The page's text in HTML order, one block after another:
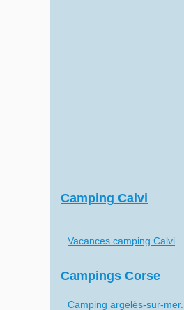
Camping Calvi
Vacances camping Calvi
Campings Corse
Camping argelès-sur-mer...